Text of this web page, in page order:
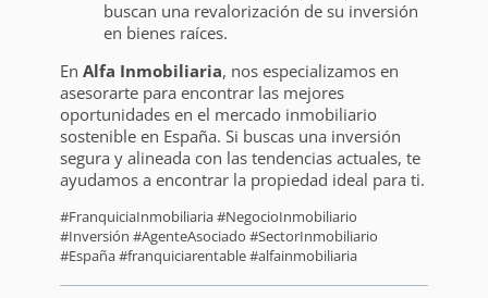
buscan una revalorización de su inversión
en bienes raíces.
En Alfa Inmobiliaria, nos especializamos en
asesorarte para encontrar las mejores
oportunidades en el mercado inmobiliario
sostenible en España. Si buscas una inversión
segura y alineada con las tendencias actuales, te
ayudamos a encontrar la propiedad ideal para ti.
#FranquiciaInmobiliaria #NegocioInmobiliario
#Inversión #AgenteAsociado #SectorInmobiliario
#España #franquiciarentable #alfainmobiliaria